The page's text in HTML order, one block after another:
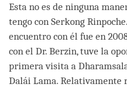
Esta no es de ninguna
tengo con Serkong
encuentro con él fue en
con el Dr. Berzin, tuve la
primera visita a
Dalái Lama. Relativamente